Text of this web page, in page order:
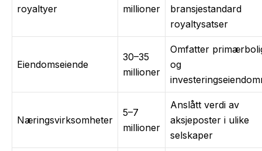
royaltyer
millioner
bransjestandard
royaltysatser
Eiendomseiende
30–35
millioner
Omfatter
og
Næringsvirksomheter
5–7
millioner
Anslått verdi av
aksjeposter i ulike
selskaper